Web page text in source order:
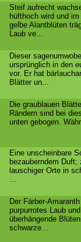
Steif aufrecht
hüfthoch wird und
gelbe Alantblüten
Laub ve...
Dieser
ursprünglich in den
vor. Er hat
Blätter un...
Die graublauen
Rändern sind bei
unten gebogen.
Eine unscheinbare
bezauberndem Duft;
lauschiger Orte in
...
Der Färber-
purpurrotes Laub
überhängende
schwarze...